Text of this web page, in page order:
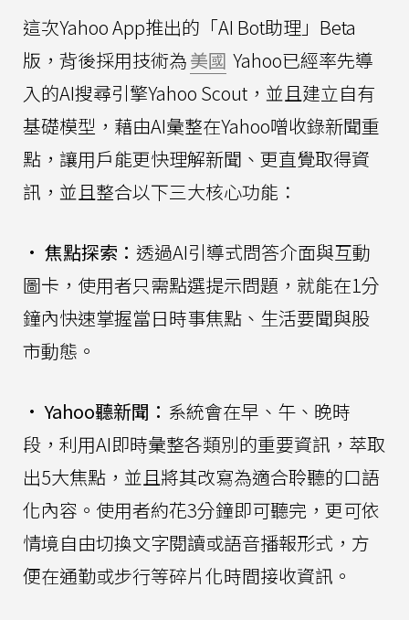
這次Yahoo App推出的「AI Bot助理」Beta
版，背後採用技術為美國 Yahoo已經率先導
入的AI搜尋引擎Yahoo Scout，並且建立自有
基礎模型，藉由AI彙整在Yahoo噌收錄新聞重
點，讓用戶能更快理解新聞、更直覺取得資
訊，並且整合以下三大核心功能：
• 焦點探索： 透過AI引導式問答介面與互動
圖卡，使用者只需點選提示問題，就能在1分
鐘內快速掌握當日時事焦點、生活要聞與股
市動態。
•Yahoo聽新聞： 系統會在早、午、晚時
段，利用AI即時彙整各類別的重要資訊，萃取
出5大焦點，並且將其改寫為適合聆聽的口語
化內容。使用者約花3分鐘即可聽完，更可依
情境自由切換文字閱讀或語音播報形式，方
便在通勤或步行等碎片化時間接收資訊。